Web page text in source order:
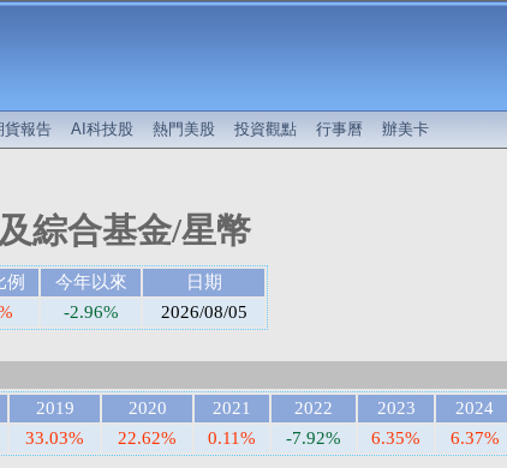
貨報告 AI科技股 熱門美股 投資觀點 行事曆 辦美卡
綜合基金/星幣
例 今年以來
日期
-2.96% 2026/08/05
2019 2020 2021 2022 2023
2024
33.03% 22.62% 0.11% -7.92% 6.35% 6.37%